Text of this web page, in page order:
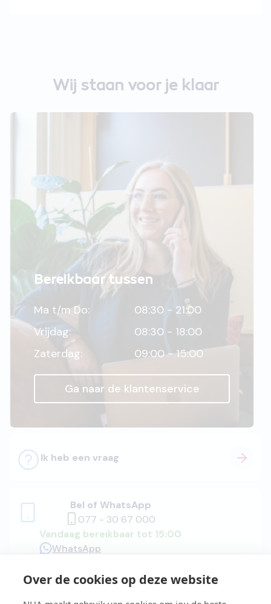
Over de cookies op deze website
Wij staan voor je klaar
Bereikbaar tussen
Ma t/m Do:
08:30 - 21:00
Vrijdag:
08:30 - 18:00
Zaterdag:
09:00 - 15:00
Ga naar de klantenservice
Ik heb een vraag
Bel of WhatsApp
077 - 30 67 000
Vandaag bereikbaar tot 15:00
WhatsApp